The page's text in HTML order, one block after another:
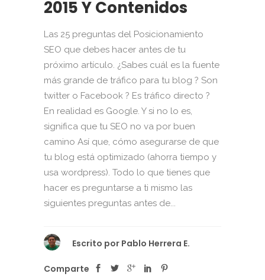
2015 Y Contenidos
Las 25 preguntas del Posicionamiento
SEO que debes hacer antes de tu
próximo artículo. ¿Sabes cuál es la fuente
más grande de tráfico para tu blog ? Son
twitter o Facebook ? Es tráfico directo ?
En realidad es Google. Y si no lo es,
significa que tu SEO no va por buen
camino Así que, cómo asegurarse de que
tu blog está optimizado (ahorra tiempo y
usa wordpress). Todo lo que tienes que
hacer es preguntarse a ti mismo las
siguientes preguntas antes de...
Escrito por Pablo Herrera E.
Comparte